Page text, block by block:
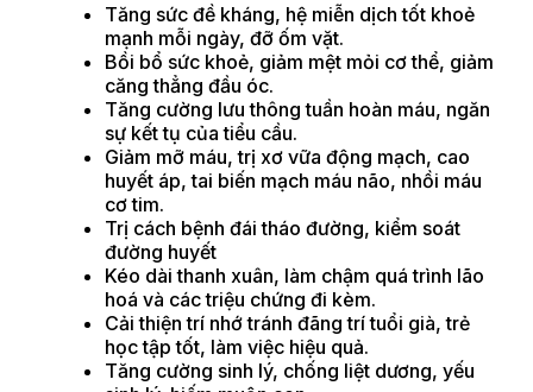
Tăng sức đề kháng, hệ miễn dịch tốt khoẻ
mạnh mỗi ngày, đỡ ốm vặt.
Bồi bổ sức khoẻ, giảm mệt mỏi cơ thể, giảm
căng thẳng đầu óc.
Tăng cường lưu thông tuần hoàn máu, ngăn
sự kết tụ của tiểu cầu.
Giảm mỡ máu, trị xơ vữa động mạch, cao
huyết áp, tai biến mạch máu não, nhồi máu
cơ tim.
Trị cách bệnh đái tháo đường, kiểm soát
đường huyết
Kéo dài thanh xuân, làm chậm quá trình lão
hoá và các triệu chứng đi kèm.
Cải thiện trí nhớ tránh đãng trí tuổi già, trẻ
học tập tốt, làm việc hiệu quả.
Tăng cường sinh lý, chống liệt dương, yếu